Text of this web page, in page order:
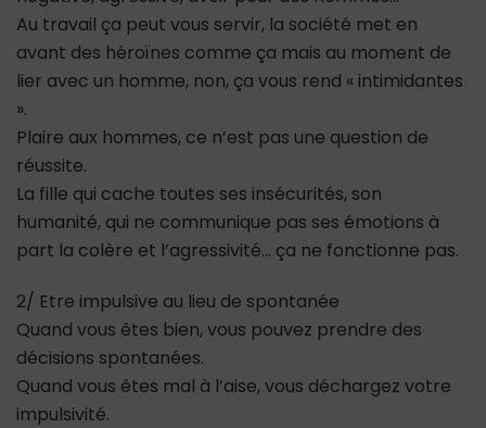
Au travail ça peut vous servir, la société met en
avant des héroïnes comme ça mais au moment de
lier avec un homme, non, ça vous rend « intimidantes
».
Plaire aux hommes, ce n’est pas une question de
réussite.
La fille qui cache toutes ses insécurités, son
humanité, qui ne communique pas ses émotions à
part la colère et l’agressivité… ça ne fonctionne pas.
2/ Etre impulsive au lieu de spontanée
Quand vous êtes bien, vous pouvez prendre des
décisions spontanées.
Quand vous êtes mal à l’aise, vous déchargez votre
impulsivité.